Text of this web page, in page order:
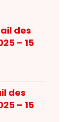
des
– 15
des
– 15